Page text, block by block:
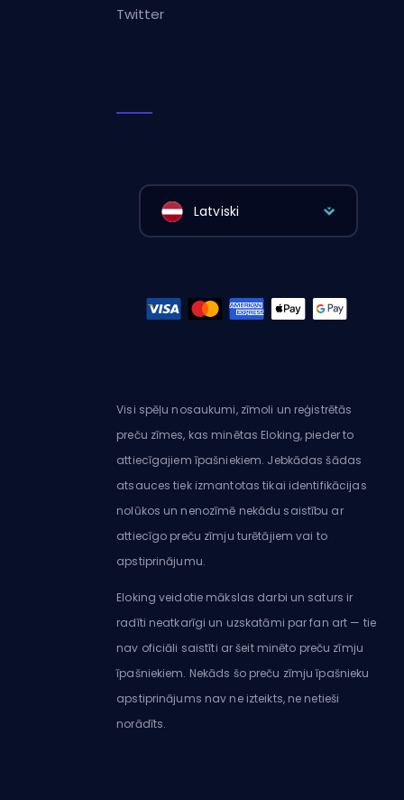
Twitter
Latviski
Visi spēļu nosaukumi, zīmoli un reģistrētās
preču zīmes, kas minētas Eloking, pieder to
attiecīgajiem īpašniekiem. Jebkādas šādas
atsauces tiek izmantotas tikai identifikācijas
nolūkos un nenozīmē nekādu saistību ar
attiecīgo preču zīmju turētājiem vai to
apstiprinājumu.
Eloking veidotie mākslas darbi un saturs ir
radīti neatkarīgi un uzskatāmi par fan art — tie
nav oficiāli saistīti ar šeit minēto preču zīmju
īpašniekiem. Nekāds šo preču zīmju īpašnieku
apstiprinājums nav ne izteikts, ne netieši
norādīts.